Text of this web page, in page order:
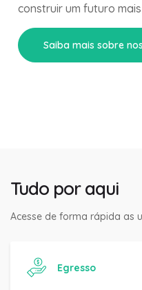
construir um futuro
Saiba mais sobre
Tudo por aqui
Acesse de forma rápida as
Egresso